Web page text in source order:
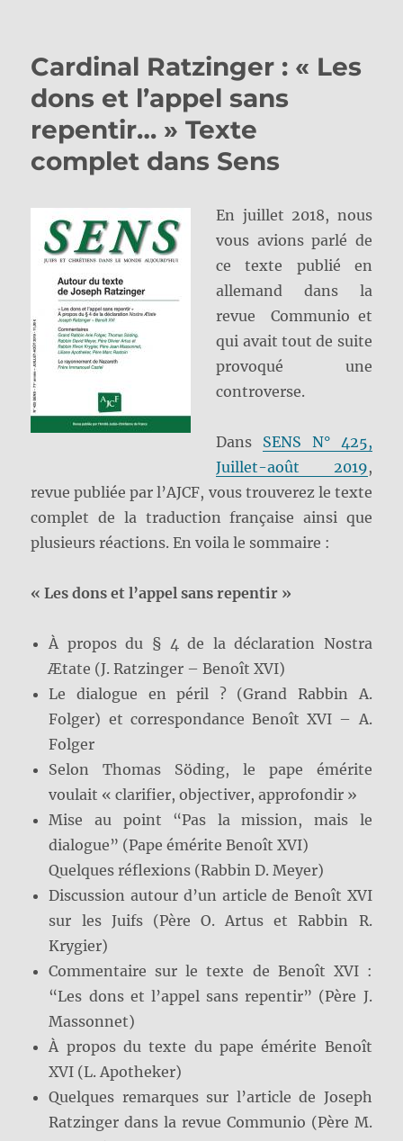
Cardinal Ratzinger : « Les
dons et l’appel sans
repentir… » Texte
complet dans Sens
En juillet 2018, nous
vous avions parlé de
ce texte publié en
allemand dans la
revue Communio et
qui avait tout de suite
provoqué une
controverse.
Dans SENS N° 425,
Juillet-août 2019,
revue publiée par l’AJCF, vous trouverez le texte
complet de la traduction française ainsi que
plusieurs réactions. En voila le sommaire :
« Les dons et l’appel sans repentir »
À propos du § 4 de la déclaration Nostra
Ætate (J. Ratzinger – Benoît XVI)
Le dialogue en péril ? (Grand Rabbin A.
Folger) et correspondance Benoît XVI – A.
Folger
Selon Thomas Söding, le pape émérite
voulait « clarifier, objectiver, approfondir »
Mise au point “Pas la mission, mais le
dialogue” (Pape émérite Benoît XVI)
Quelques réflexions (Rabbin D. Meyer)
Discussion autour d’un article de Benoît XVI
sur les Juifs (Père O. Artus et Rabbin R.
Krygier)
Commentaire sur le texte de Benoît XVI :
“Les dons et l’appel sans repentir” (Père J.
Massonnet)
À propos du texte du pape émérite Benoît
XVI (L. Apotheker)
Quelques remarques sur l’article de Joseph
Ratzinger dans la revue Communio (Père M.